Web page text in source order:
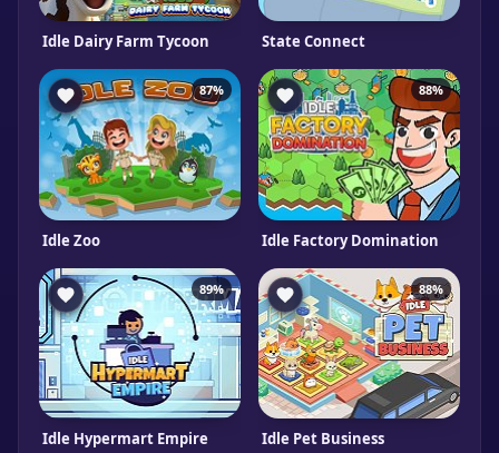
Idle Dairy Farm Tycoon State Connect
87%
Idle Zoo
88%
Idle Factory Domination
89%
Idle Hypermart Empire
88%
Idle Pet Business